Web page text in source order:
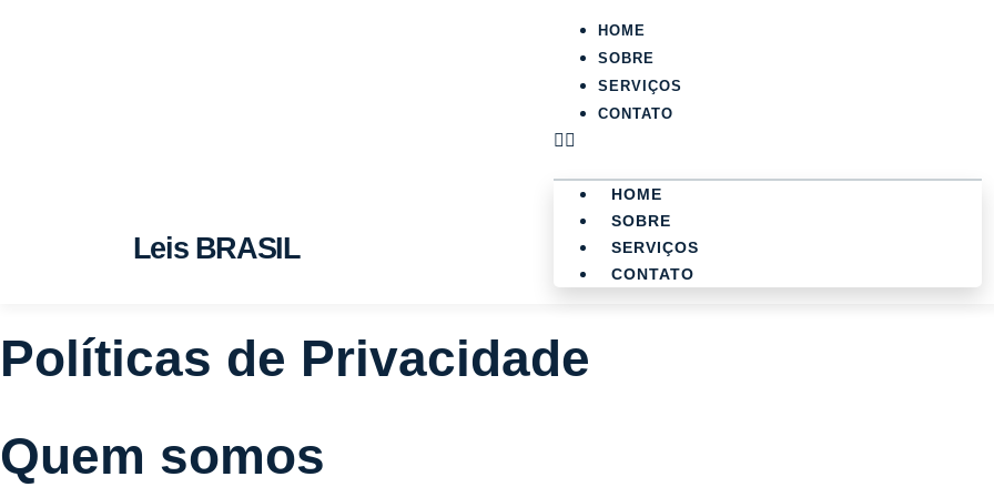
Leis BRASIL
HOME
SOBRE
SERVIÇOS
CONTATO
HOME
SOBRE
SERVIÇOS
CONTATO
Políticas de Privacidade
Quem somos